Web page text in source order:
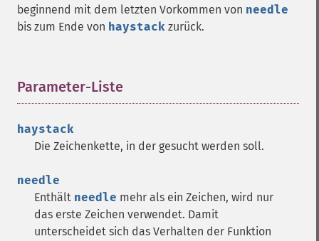
beginnend mit dem letzten Vorkommen von needle
bis zum Ende von haystack zurück.
Parameter-Liste
haystack
Die Zeichenkette, in der gesucht werden soll.
needle
Enthält needle mehr als ein Zeichen, wird nur
das erste Zeichen verwendet. Damit
unterscheidet sich das Verhalten der Funktion